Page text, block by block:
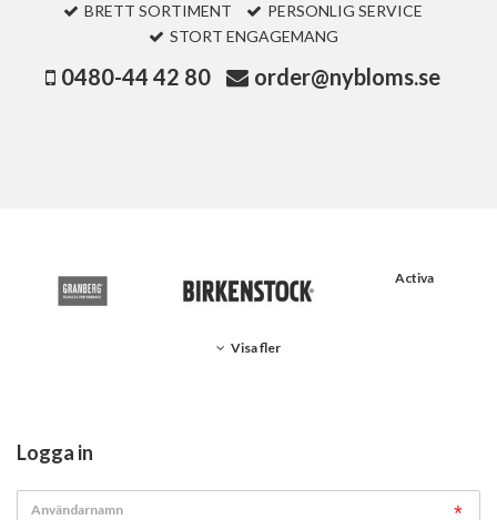
BRETT SORTIMENT
PERSONLIG SERVICE
STORT ENGAGEMANG
0480-44 42 80 order@nybloms.se
Activa
Visa fler
Logga in
Användarnamn